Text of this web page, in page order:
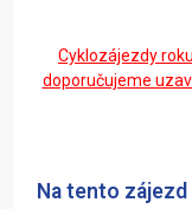
Cyklozájezdy
doporučujeme
Na tento